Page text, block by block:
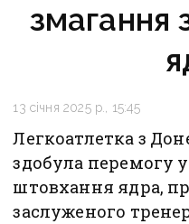
змагання
13 січня 2025 р., 15:45
Легкоатлетка з
здобула перемогу
штовхання ядра,
заслуженого